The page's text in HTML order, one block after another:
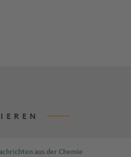
und VCI hoffen auf mehr
und VCI hoffen auf mehr
und VCI hoffen auf
"Finanzminister und VCI hoffen
aus der Chemie